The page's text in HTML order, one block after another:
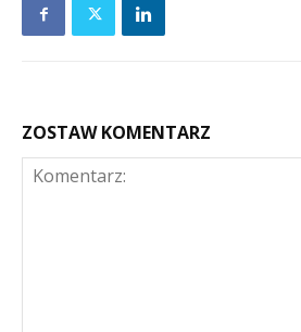
ZOSTAW KOMENTARZ